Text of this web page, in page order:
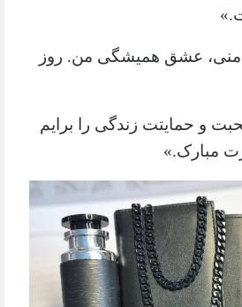
منی، عشق همیشگی من. روز
و حمایتت زندگی را برایم
مبارک.»